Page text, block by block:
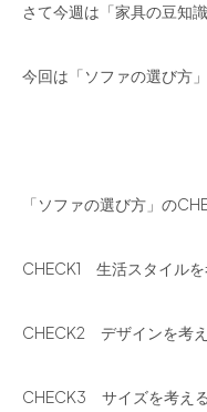
さて今週は「家具の豆知
今回は「ソファの選び方
「ソファの選び方」の
CHECK1 生活スタイルを
CHECK2 デザインを考
CHECK3 サイズを考える